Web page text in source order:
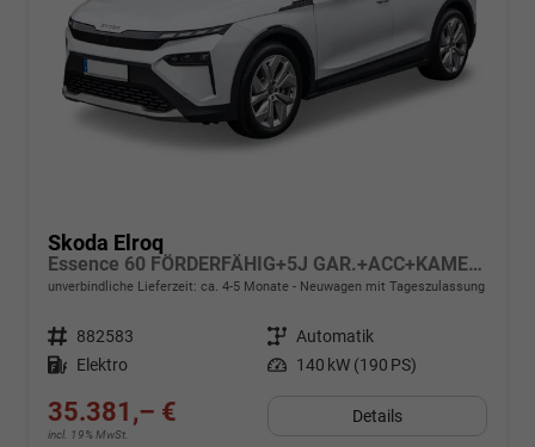
Skoda Elroq
Essence 60 FÖRDERFÄHIG+5J GAR.+ACC+KAMERA+19" ALU+SMARTLINK+KLIMA+LED
unverbindliche Lieferzeit: ca. 4-5 Monate Neuwagen mit Tageszulassung
Fahrzeugnr. 882583 Getriebe Automatik
Kraftstoff Elektro Leistung 140 kW (190 PS)
35.381,– €
incl. 19% MwSt.
Details